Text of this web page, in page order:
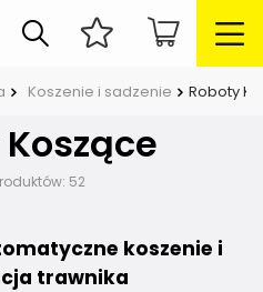
Koszenie i sadzenie Roboty
52
koszenie i
trawnika